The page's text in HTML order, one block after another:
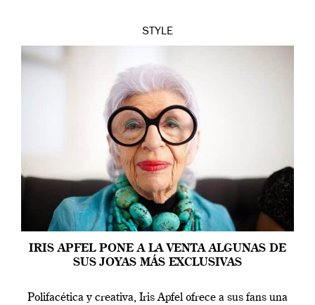
STYLE
IRIS APFEL PONE A LA VENTA ALGUNAS DE
SUS JOYAS MÁS EXCLUSIVAS
Polifacética y creativa, Iris Apfel ofrece a sus fans una